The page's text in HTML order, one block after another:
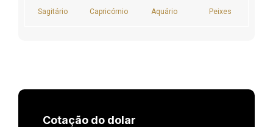
Cotação do dolar